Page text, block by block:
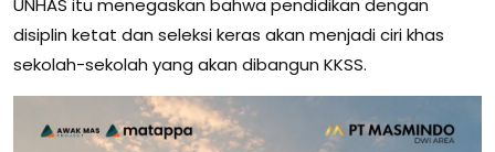
UNHAS itu menegaskan bahwa pendidikan dengan
disiplin ketat dan seleksi keras akan menjadi ciri khas
sekolah-sekolah yang akan dibangun KKSS.